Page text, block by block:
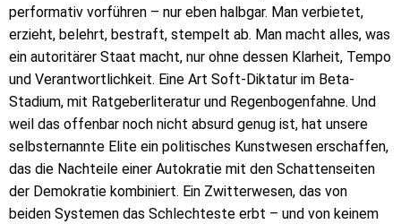
performativ vorführen – nur eben halbgar. Man verbietet,
erzieht, belehrt, bestraft, stempelt ab. Man macht alles, was
ein autoritärer Staat macht, nur ohne dessen Klarheit, Tempo
und Verantwortlichkeit. Eine Art Soft-Diktatur im Beta-
Stadium, mit Ratgeberliteratur und Regenbogenfahne. Und
weil das offenbar noch nicht absurd genug ist, hat unsere
selbsternannte Elite ein politisches Kunstwesen erschaffen,
das die Nachteile einer Autokratie mit den Schattenseiten
der Demokratie kombiniert. Ein Zwitterwesen, das von
beiden Systemen das Schlechteste erbt – und von keinem